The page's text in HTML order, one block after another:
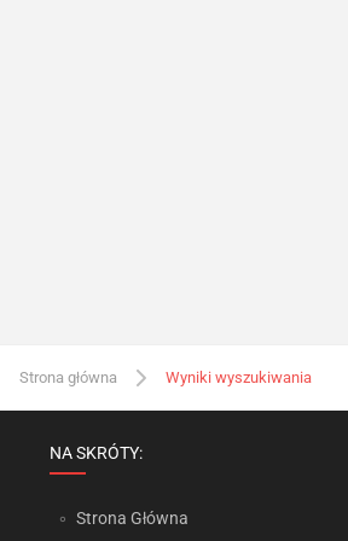
Strona główna Wyniki wyszukiwania
NA SKRÓTY:
Strona Główna